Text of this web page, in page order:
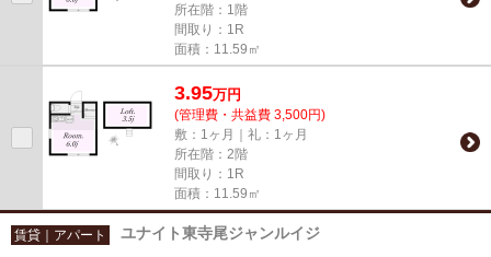
所在階：1階
間取り：1R
面積：11.59㎡
3.95万円
(管理費・共益費 3,500円)
敷：1ヶ月｜礼：1ヶ月
所在階：2階
間取り：1R
面積：11.59㎡
賃貸｜アパート ユナイト東寺尾ジャンルイジ